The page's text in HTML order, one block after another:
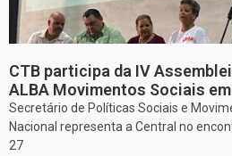
CTB participa da IV
ALBA Movimentos Sociais
Secretário de Políticas Sociais e
Nacional representa a Central no
27